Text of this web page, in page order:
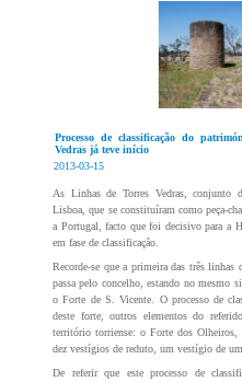
Processo de classificação do
Vedras já teve início
2013-03-15
As Linhas de Torres Vedras, conjunto
Lisboa, que se constituíram como peça-
a Portugal, facto que foi decisivo para a
em fase de classificação.
Recorde-se que a primeira das três
passa pelo concelho, estando no mesmo
o Forte de S. Vicente. O processo de
deste forte, outros elementos do
território torriense: o Forte dos
dez vestígios de reduto, um vestígio de
De referir que este processo de